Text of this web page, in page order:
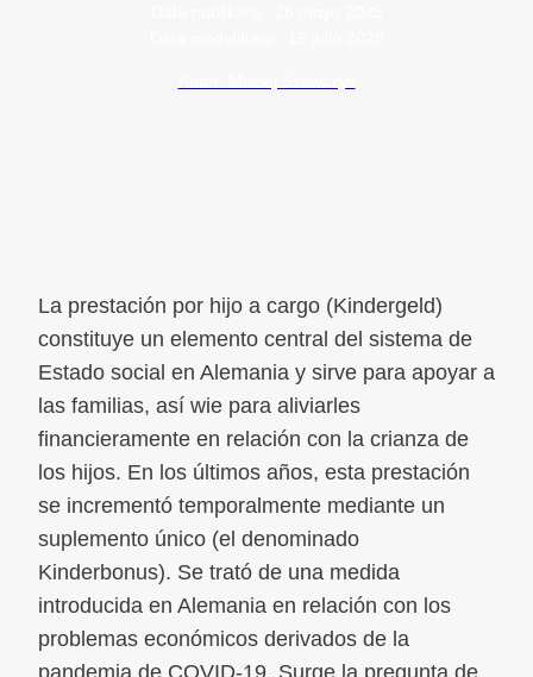
La prestación por hijo a cargo (Kindergeld)
constituye un elemento central del sistema de
Estado social en Alemania y sirve para apoyar a
las familias, así wie para aliviarles
financieramente en relación con la crianza de
los hijos. En los últimos años, esta prestación
se incrementó temporalmente mediante un
suplemento único (el denominado
Kinderbonus). Se trató de una medida
introducida en Alemania en relación con los
problemas económicos derivados de la
pandemia de COVID-19. Surge la pregunta de